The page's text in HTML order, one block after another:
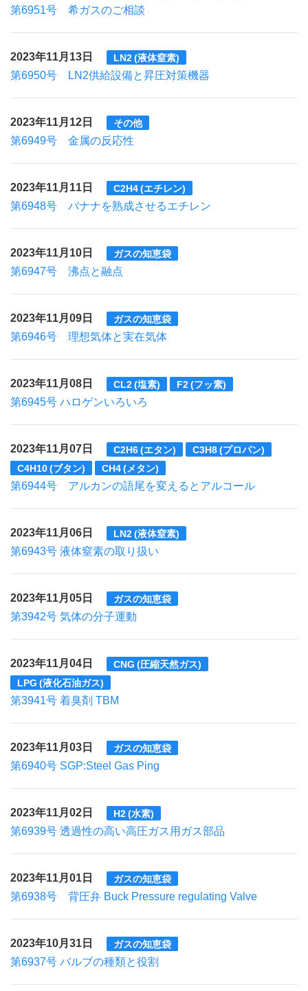
第6951号 希ガスのご相談
2023年11月13日 LN2 (液体窒素)
第6950号 LN2供給設備と昇圧対策機器
2023年11月12日 その他
第6949号 金属の反応性
2023年11月11日 C2H4 (エチレン)
第6948号 バナナを熟成させるエチレン
2023年11月10日 ガスの知恵袋
第6947号 沸点と融点
2023年11月09日 ガスの知恵袋
第6946号 理想気体と実在気体
2023年11月08日 CL2 (塩素) F2 (フッ素)
第6945号 ハロゲンいろいろ
2023年11月07日 C2H6 (エタン)
C3H8 (プロパン)
C4H10 (ブタン)
CH4 (メタン)
第6944号 アルカンの語尾を変えるとアルコール
2023年11月06日 LN2 (液体窒素)
第6943号 液体窒素の取り扱い
2023年11月05日 ガスの知恵袋
第3942号 気体の分子運動
2023年11月04日
CNG (圧縮天然ガス)
LPG (液化石油ガス)
第3941号 着臭剤 TBM
2023年11月03日 ガスの知恵袋
第6940号 SGP:Steel Gas Ping
2023年11月02日 H2 (水素)
第6939号 透過性の高い高圧ガス用ガス部品
2023年11月01日 ガスの知恵袋
第6938号 背圧弁 Buck Pressure regulating Valve
2023年10月31日 ガスの知恵袋
第6937号 バルブの種類と役割